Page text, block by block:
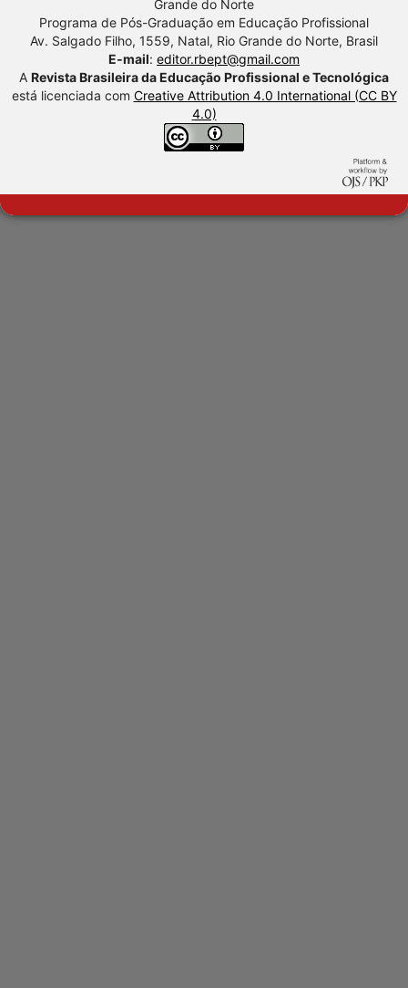
Grande do Norte
Programa de Pós-Graduação em Educação Profissional
Av. Salgado Filho, 1559, Natal, Rio Grande do Norte, Brasil
E-mail: editor.rbept@gmail.com
A Revista Brasileira da Educação Profissional e Tecnológica
está licenciada com Creative Attribution 4.0 International (CC BY
4.0)